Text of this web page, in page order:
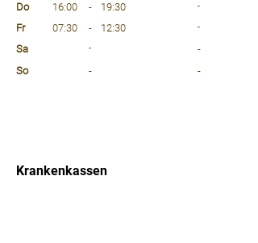
Do
16:00 - 19:30 -
Fr 07:30 - 12:30 -
Sa -
-
So
-
-
Krankenkassen